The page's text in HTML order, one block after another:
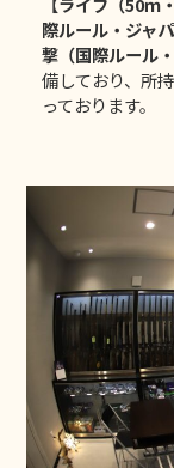
際ルール・ジャ
撃（国際ルール
備しており、所
っております。